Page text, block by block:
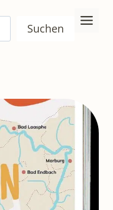
Suchen